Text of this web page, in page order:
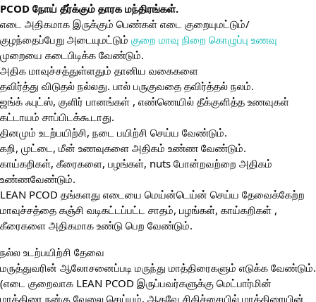
PCOD நோய் தீர்க்கும் தாரக மந்திரங்கள்.
எடை அதிகமாக இருக்கும் பெண்கள் எடை குறையுமட்டும்/
குழந்தைப்பேறு அடையுமட்டும் குறை மாவு நிறை கொழுப்பு உணவு
முறையை கடைபிடிக்க வேண்டும்.
அதிக மாவுச்சத்துள்ளதும் தானிய வகைகளை
தவிர்த்து விடுதல் நல்லது. பால் பருகுவதை தவிர்த்தல் நலம்.
ஜங்க் ஃபுட்ஸ், குளிர் பானங்கள் , எண்ணெயில் தீக்குளித்த உணவுகள்
கட்டாயம் சாப்பிடக்கூடாது.
தினமும் உடற்பயிற்சி, நடை பயிற்சி செய்ய வேண்டும்.
கறி, முட்டை, மீன் உணவுகளை அதிகம் உண்ண வேண்டும்.
காய்கறிகள், கீரைகளை, பழங்கள், nuts போன்றவற்றை அதிகம்
உண்ணவேண்டும்.
LEAN PCOD தங்களது எடையை மெய்ன்டெய்ன் செய்ய தேவைக்கேற்ற
மாவுச்சத்தை கஞ்சி வடிகட்டப்பட்ட சாதம், பழங்கள், காய்கறிகள் ,
கீரைகளை அதிகமாக உண்டு பெற வேண்டும்.
நல்ல உடற்பயிற்சி தேவை
மருத்துவரின் ஆலோசனைப்படி மருந்து மாத்திரைகளும் எடுக்க வேண்டும்.
(எடை குறைவாக LEAN PCOD இருப்பவர்களுக்கு மெட்பார்மின்
மாத்திரை நன்கு வேலை செய்யும். ஆகவே சிகிச்சையில் மாத்திரையின்